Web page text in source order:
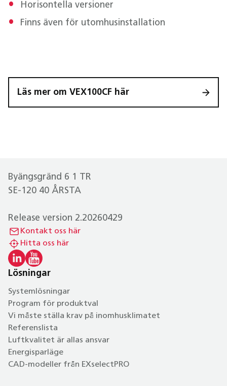
Horisontella versioner
Finns även för utomhusinstallation
Läs mer om VEX100CF här
Byängsgränd 6 1 TR
SE-120 40 ÅRSTA
Release version 2.20260429
Kontakt oss här
Hitta oss här
Lösningar
Systemlösningar
Program för produktval
Vi måste ställa krav på inomhusklimatet
Referenslista
Luftkvalitet är allas ansvar
Energisparläge
CAD-modeller från EXselectPRO